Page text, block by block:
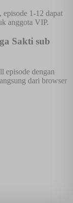
episode 1-12 dapat
anggota VIP.
Sakti sub
episode dengan
dari browser